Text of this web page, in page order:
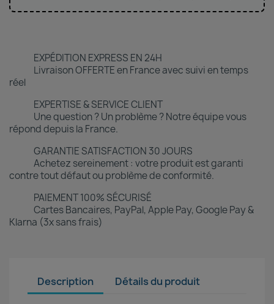
EXPÉDITION EXPRESS EN 24H
Livraison OFFERTE en France avec suivi en temps
réel
EXPERTISE & SERVICE CLIENT
Une question ? Un problème ? Notre équipe vous
répond depuis la France.
GARANTIE SATISFACTION 30 JOURS
Achetez sereinement : votre produit est garanti
contre tout défaut ou problème de conformité.
PAIEMENT 100% SÉCURISÉ
Cartes Bancaires, PayPal, Apple Pay, Google Pay &
Klarna (3x sans frais)
Description Détails du produit